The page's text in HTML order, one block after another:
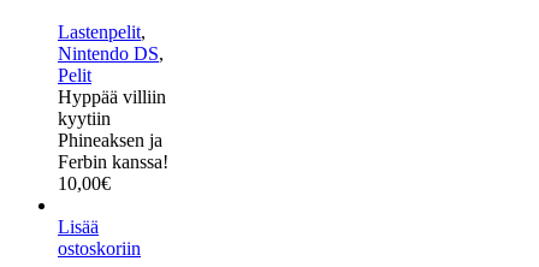
Lastenpelit,
Nintendo DS,
Pelit
Hyppää villiin
kyytiin
Phineaksen ja
Ferbin kanssa!
10,00€
Lisää
ostoskoriin